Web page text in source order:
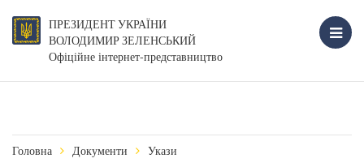
ПРЕЗИДЕНТ УКРАЇНИ
ВОЛОДИМИР ЗЕЛЕНСЬКИЙ
Офіційне інтернет-представництво
Головна Документи Укази